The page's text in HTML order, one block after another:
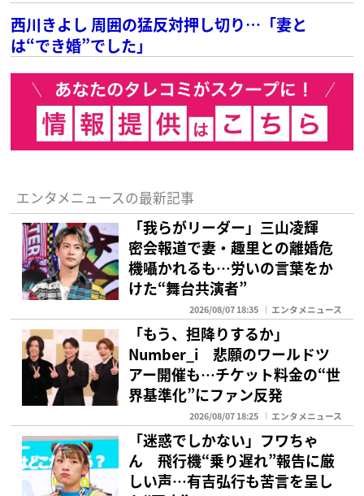
西川きよし 周囲の猛反対押し切り…「妻と
は“でき婚”でした」
エンタメニュースの最新記事
「我らがリーダー」三山凌輝
密会報道で妻・趣里との離婚危
機囁かれるも…労いの言葉をか
けた“舞台共演者”
2026/08/07 18:35 エンタメニュース
「もう、担降りするか」
Number_i 悲願のワールドツ
アー開催も…チケット料金の“世
界基準化”にファン反発
2026/08/07 18:25 エンタメニュース
「迷惑でしかない」フワちゃ
ん 飛行機“乗り遅れ”報告に厳
しい声…有吉弘行も苦言を呈し